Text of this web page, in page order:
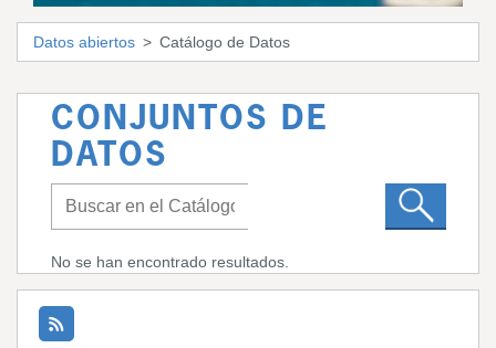
Datos abiertos Catálogo de Datos
CONJUNTOS DE
DATOS
No se han encontrado resultados.